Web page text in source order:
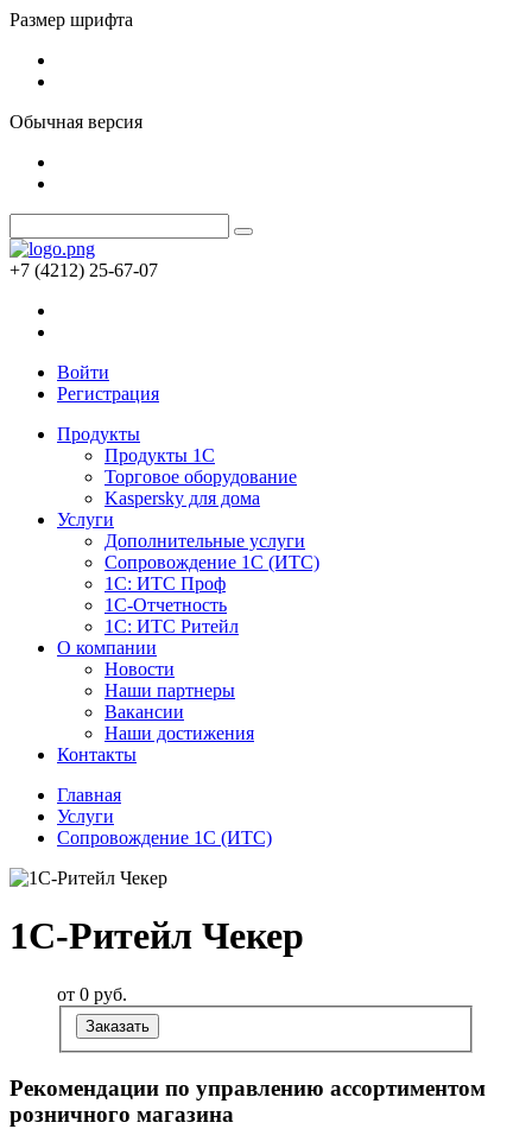
Размер шрифта
Обычная версия
+7 (4212) 25-67-07
Войти
Регистрация
Продукты
Продукты 1С
Торговое оборудование
Kaspersky для дома
Услуги
Дополнительные услуги
Сопровождение 1С (ИТС)
1С: ИТС Проф
1С-Отчетность
1С: ИТС Ритейл
О компании
Новости
Наши партнеры
Вакансии
Наши достижения
Контакты
Главная
Услуги
Сопровождение 1С (ИТС)
1C-Ритейл Чекер
от 0 руб.
Заказать
Рекомендации по управлению ассортиментом
розничного магазина